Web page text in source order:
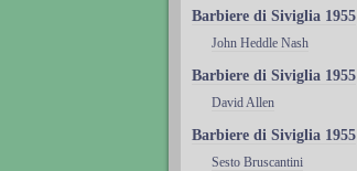
Barbiere di Siviglia 1955
John Heddle Nash
Barbiere di Siviglia 1955
David Allen
Barbiere di Siviglia 1955
Sesto Bruscantini